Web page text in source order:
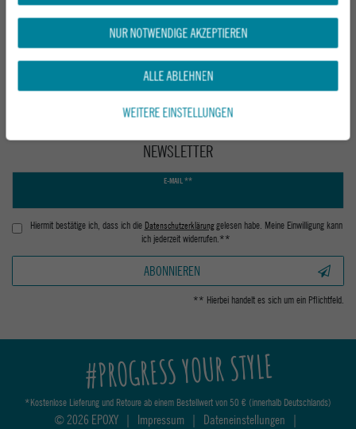
GEPRÜFTE SICHERHEIT
NEWSLETTER
E-MAIL **
Hiermit bestätige ich, dass ich die Daten­schutz­erklärunggelesen habe. Meine Einwilligung kann
ich jederzeit widerrufen.**
ABONNIEREN
** Hierbei handelt es sich um ein Pflichtfeld.
#PROGRESS YOUR STYLE
*Kostenlose Lieferung und Retoure ab einem Bestellwert von 50 € (innerhalb Deutschlands)
© 2026 EPOXY | Impressum | Dateneinstellungen |
NUR NOTWENDIGE AKZEPTIEREN
ALLE ABLEHNEN
WEITERE EINSTELLUNGEN